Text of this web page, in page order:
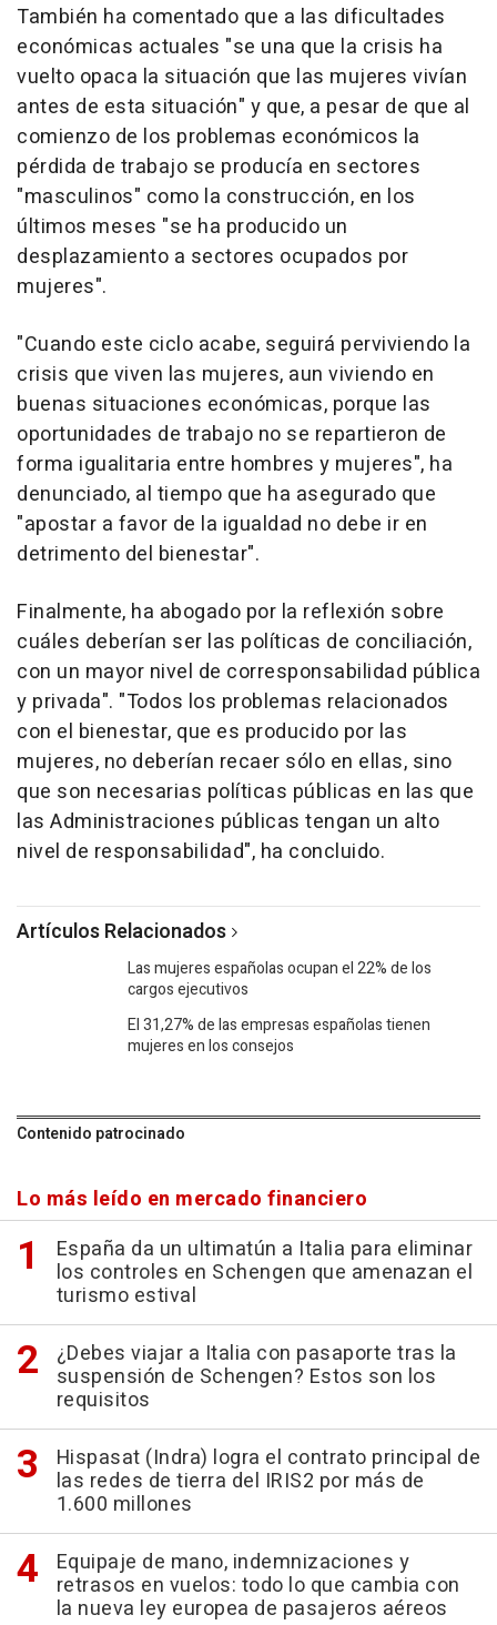
También ha comentado que a las dificultades
económicas actuales "se una que la crisis ha
vuelto opaca la situación que las mujeres vivían
antes de esta situación" y que, a pesar de que al
comienzo de los problemas económicos la
pérdida de trabajo se producía en sectores
"masculinos" como la construcción, en los
últimos meses "se ha producido un
desplazamiento a sectores ocupados por
mujeres".
"Cuando este ciclo acabe, seguirá perviviendo la
crisis que viven las mujeres, aun viviendo en
buenas situaciones económicas, porque las
oportunidades de trabajo no se repartieron de
forma igualitaria entre hombres y mujeres", ha
denunciado, al tiempo que ha asegurado que
"apostar a favor de la igualdad no debe ir en
detrimento del bienestar".
Finalmente, ha abogado por la reflexión sobre
cuáles deberían ser las políticas de conciliación,
con un mayor nivel de corresponsabilidad pública
y privada". "Todos los problemas relacionados
con el bienestar, que es producido por las
mujeres, no deberían recaer sólo en ellas, sino
que son necesarias políticas públicas en las que
las Administraciones públicas tengan un alto
nivel de responsabilidad", ha concluido.
Artículos Relacionados
Las mujeres españolas ocupan el 22% de los
cargos ejecutivos
El 31,27% de las empresas españolas tienen
mujeres en los consejos
Contenido patrocinado
Lo más leído en mercado financiero
España da un ultimatún a Italia para eliminar
los controles en Schengen que amenazan el
turismo estival
¿Debes viajar a Italia con pasaporte tras la
suspensión de Schengen? Estos son los
requisitos
Hispasat (Indra) logra el contrato principal de
las redes de tierra del IRIS2 por más de
1.600 millones
Equipaje de mano, indemnizaciones y
retrasos en vuelos: todo lo que cambia con
la nueva ley europea de pasajeros aéreos